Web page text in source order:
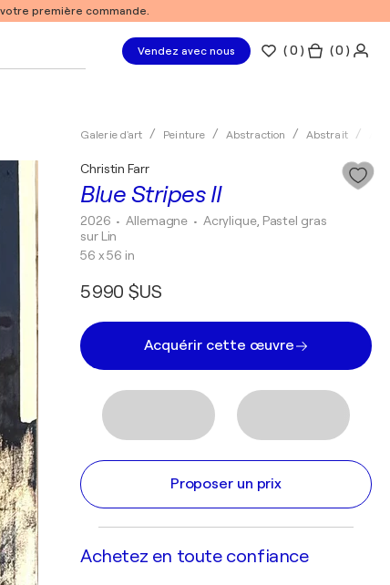
première commande.
Vendez avec nous (0 ) ( 0 )
Galerie d'art Peinture Abstraction Abstrait
Blue Stripes II
Christin Farr
2026 • Allemagne • Acrylique, Pastel gras
sur Lin
56 x 56 in
5 990 $US
Acquérir cette œuvre
Proposer un prix
Achetez en toute confiance